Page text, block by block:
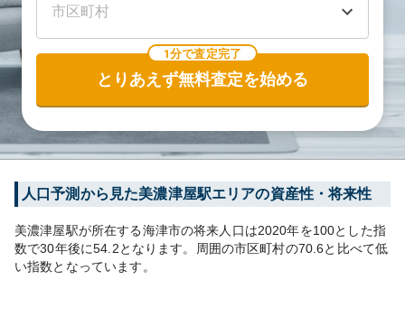
1分で査定完了
とりあえず無料査定を始める
人口予測から見た美濃津屋駅エリアの資産性・将来性
美濃津屋駅が所在する海津市の将来人口は2020年を100とした指
数で30年後に54.2となります。 周囲の市区町村の70.6と比べて低
い指数となっています。